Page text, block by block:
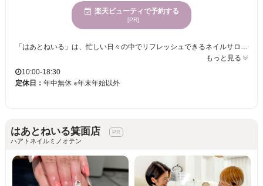
楽天ビューティで予約する
[PR]
「はあとねいる」は、忙しい日々の中でリフレッシュできるネイルサロンです。ふと手元を見るたびに気分が上がるようなデザインやカラーが豊富に揃っています。ネイルが特別な日だけでなく、日常を彩るものとして楽しめるよう、当サロンでは料金が明確な定額制を採用しています。これにより安心して毎月通っていただけます。幅広いデザインがあり、ご新規様や1ヶ月以内のリピートでオフ代がずっと無料の特典も♪住道駅すぐの便利な立地で、お仕事帰りやお買い物の合間にも気軽に立ち寄れます。「はあとねいる」で、日々の小さな“可愛い”を見つけてみませんか？トレンドのニュアンスネイルからシンプルなデザインまで、お手頃価格でネイルデビューにも最適です。最新のトレンドから定番デザインまで300種類以上のサンプルをご用意しておりますので、毎月新しいデザインをリーズナブルに楽しんでください。
もっと見る
10:00-18:30
定休日： 年中無休 ※年末年始以外
はあとねいる箕面店
ハアトネイルミノオテン